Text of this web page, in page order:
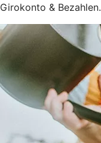
Girokonto & Bezahlen.